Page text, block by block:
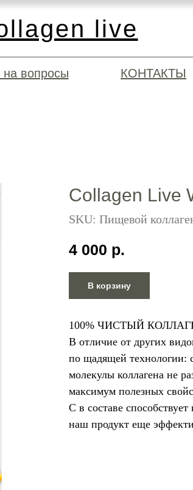
live
на вопросы КОНТАКТЫ
EDITION
Collagen Live
SKU: Пищевой
4 000 р.
В корзину
100% ЧИСТЫЙ
В отличие от других
по щадящей технологии:
молекулы коллагена не
максимум полезных
С в составе
наш продукт еще